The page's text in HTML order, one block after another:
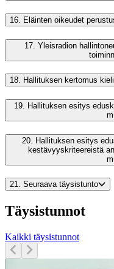
16. Eläinten oikeudet
17. Yleisradion
18. Hallituksen kertomus
19.
Hallituksen esitys
20. Hallituksen esitys
kestävyyskriteereistä
21. Seuraava täysistunto
Täysistunnot
Kaikki täysistunnot